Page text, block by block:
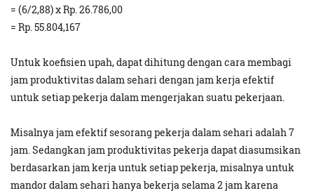
= (6/2,88) x Rp. 26.786,00
= Rp. 55.804,167
Untuk koefisien upah, dapat dihitung dengan cara membagi
jam produktivitas dalam sehari dengan jam kerja efektif
untuk setiap pekerja dalam mengerjakan suatu pekerjaan.
Misalnya jam efektif sesorang pekerja dalam sehari adalah 7
jam. Sedangkan jam produktivitas pekerja dapat diasumsikan
berdasarkan jam kerja untuk setiap pekerja, misalnya untuk
mandor dalam sehari hanya bekerja selama 2 jam karena